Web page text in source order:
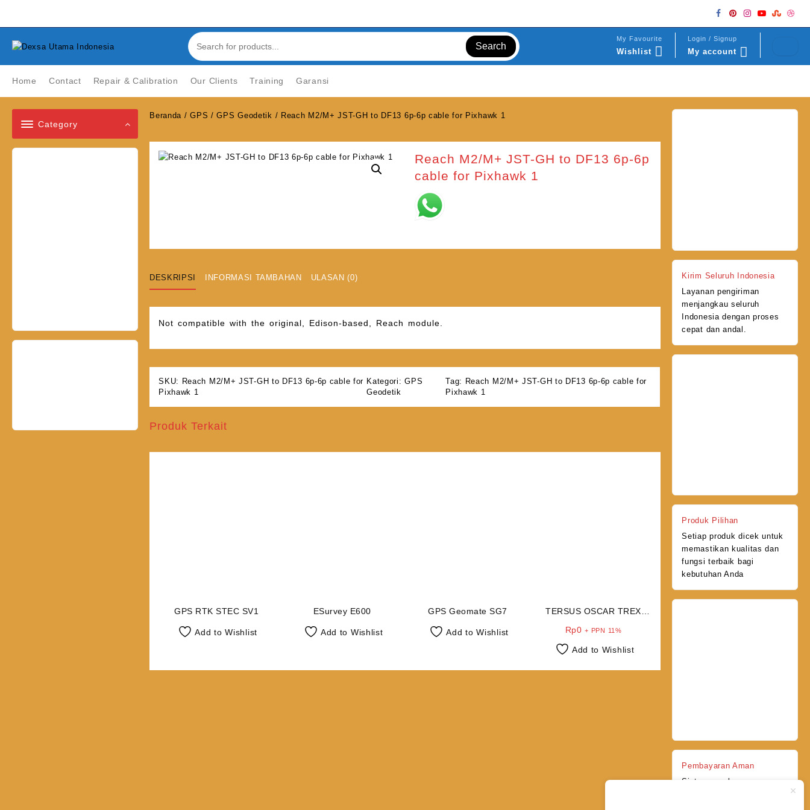
Search
My Favourite
Wishlist
Login / Signup
My account
Home Contact Repair & Calibration Our Clients Training Garansi
Category
Beranda /GPS /GPS Geodetik / Reach M2/M+ JST-GH to DF13 6p-6p cable for Pixhawk 1
Reach M2/M+ JST-GH to DF13 6p-6p
cable for Pixhawk 1
DESKRIPSI INFORMASI TAMBAHAN ULASAN (0)
Not compatible with the original, Edison-based, Reach module.
SKU: Reach M2/M+ JST-GH to DF13 6p-6p cable for
Pixhawk 1
Kategori:GPS
Geodetik
Tag: Reach M2/M+ JST-GH to DF13 6p-6p cable for
Pixhawk 1
Produk Terkait
GPS RTK STEC SV1
Add to Wishlist
ESurvey E600
Add to Wishlist
GPS Geomate SG7
Add to Wishlist
TERSUS OSCAR TREX
Rp0 + PPN 11%
Add to Wishlist
Kirim Seluruh Indonesia
Layanan pengiriman
menjangkau seluruh
Indonesia dengan proses
cepat dan andal.
Produk Pilihan
Setiap produk dicek untuk
memastikan kualitas dan
fungsi terbaik bagi
kebutuhan Anda
Pembayaran Aman
Sistem pembayaran